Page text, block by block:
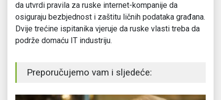
da utvrdi pravila za ruske internet-kompanije da
osiguraju bezbjednost i zaštitu ličnih podataka građana.
Dvije trećine ispitanika vjeruje da ruske vlasti treba da
podrže domaću IT industriju.
Preporučujemo vam i sljedeće: